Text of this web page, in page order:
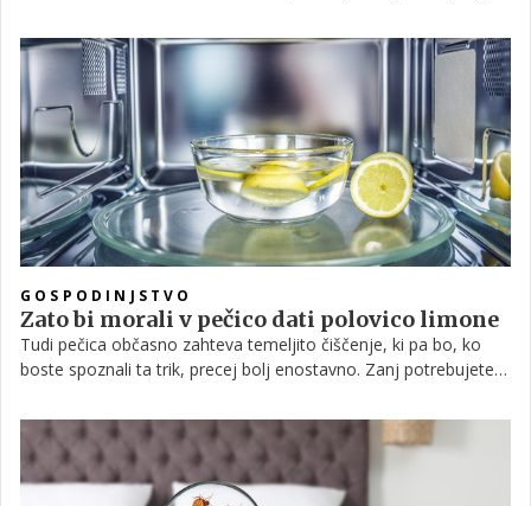
vrtov britanske kraljeve družine, ima teh na pretek, nekaj pa jih
je zdaj delil z javnostjo.
GOSPODINJSTVO
Zato bi morali v pečico dati polovico limone
Tudi pečica občasno zahteva temeljito čiščenje, ki pa bo, ko
boste spoznali ta trik, precej bolj enostavno. Zanj potrebujete
predalu vaše kuhinje, in posodo, ki je primerna za v pečico.
Kako se torej lotiti čiščenja s pomočjo limone, preberite v
nadaljevanju, končni rezultat pa si oglejte na posnetku.